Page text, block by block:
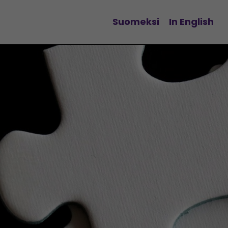
Vaihda kieltä
Suomeksi In English